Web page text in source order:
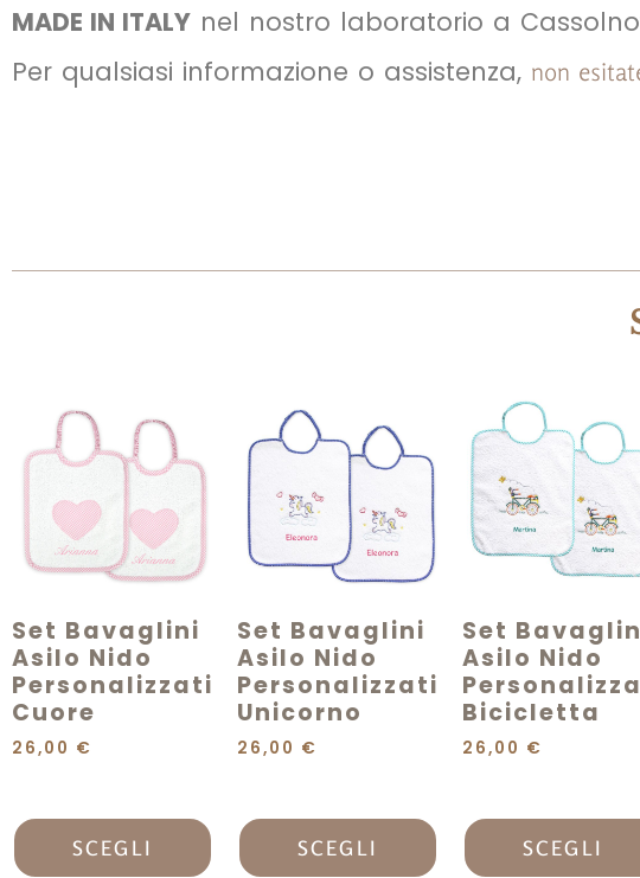
MADE IN ITALY nel nostro laboratorio a
Per qualsiasi informazione o assistenza, non
Set Bavaglini
Asilo Nido
Personalizzati
Cuore
26,00 €
SCEGLI
Set Bavaglini
Asilo Nido
Personalizzati
Unicorno
26,00 €
SCEGLI
Set
Asilo Nido
Bicicletta
26,00 €
SCEGLI